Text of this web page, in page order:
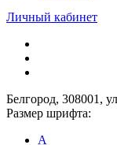
Личный кабинет
Белгород, 308001,
Размер шрифта:
A